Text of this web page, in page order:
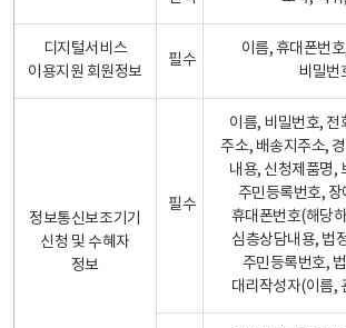
디지털서비스
이용지원 회원정보
필수
이름, 휴대폰번
비밀번
정보통신보조기기
신청 및 수혜자
정보
필수
이름, 비밀번호, 전
주소, 배송지주소,
내용, 신청제품명,
주민등록번호,
휴대폰번호(해당
심층상담내용, 법
주민등록번호,
대리작성자(이름,